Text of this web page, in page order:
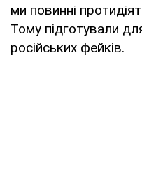
ми повинні
Тому підготували
російських фейків.